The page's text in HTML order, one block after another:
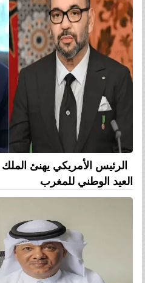
الرئيس الأمريكي يهنئ
العيد الوطني للمغرب